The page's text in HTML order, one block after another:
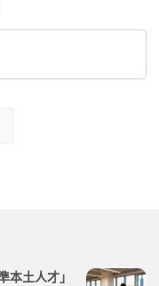
本土人才」